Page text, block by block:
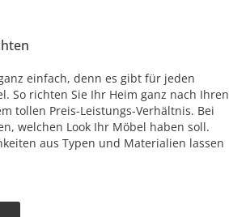
einfach, denn es gibt für jeden
So richten Sie Ihr Heim ganz nach Ihren
tollen Preis-Leistungs-Verhältnis. Bei
welchen Look Ihr Möbel haben soll.
aus Typen und Materialien lassen